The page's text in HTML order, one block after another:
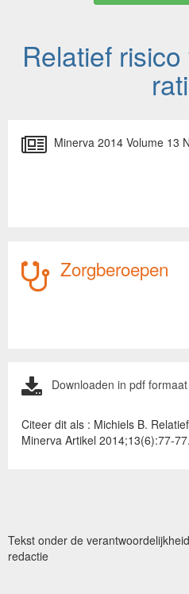
Relatief
Minerva 2014 Volume 13
Zorgberoepen
Downloaden in pdf formaat
Citeer dit als : Michiels B.
Minerva Artikel 2014;13(6):77-77.
Tekst onder de
redactie